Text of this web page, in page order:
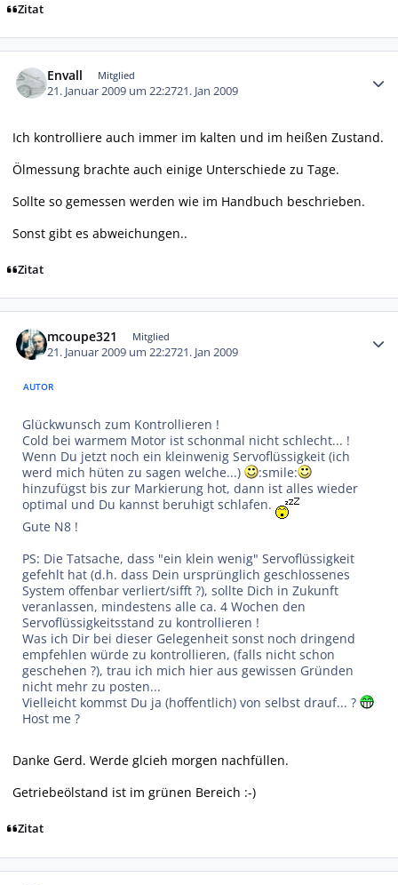
Zitat
Envall Mitglied
21. Januar 2009 um 22:2721. Jan 2009
Ich kontrolliere auch immer im kalten und im heißen Zustand.
Ölmessung brachte auch einige Unterschiede zu Tage.
Sollte so gemessen werden wie im Handbuch beschrieben.
Sonst gibt es abweichungen..
Zitat
mcoupe321 Mitglied
21. Januar 2009 um 22:2721. Jan 2009
AUTOR
Glückwunsch zum Kontrollieren !
Cold bei warmem Motor ist schonmal nicht schlecht... !
Wenn Du jetzt noch ein kleinwenig Servoflüssigkeit (ich
werd mich hüten zu sagen welche...)
:smile:
hinzufügst bis zur Markierung hot, dann ist alles wieder
optimal und Du kannst beruhigt schlafen.
Gute N8 !
PS: Die Tatsache, dass "ein klein wenig" Servoflüssigkeit
gefehlt hat (d.h. dass Dein ursprünglich geschlossenes
System offenbar verliert/sifft ?), sollte Dich in Zukunft
veranlassen, mindestens alle ca. 4 Wochen den
Servoflüssigkeitsstand zu kontrollieren !
Was ich Dir bei dieser Gelegenheit sonst noch dringend
empfehlen würde zu kontrollieren, (falls nicht schon
geschehen ?), trau ich mich hier aus gewissen Gründen
nicht mehr zu posten...
Vielleicht kommst Du ja (hoffentlich) von selbst drauf... ?
Host me ?
Danke Gerd. Werde glcieh morgen nachfüllen.
Getriebeölstand ist im grünen Bereich :-)
Zitat